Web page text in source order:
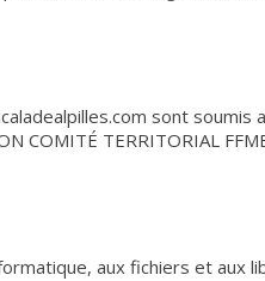
sont soumis
TERRITORIAL
aux fichiers et aux